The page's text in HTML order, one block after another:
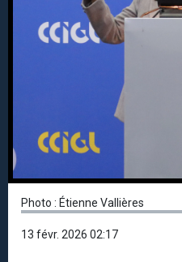
Photo : Étienne Vallières
13 févr. 2026 02:17